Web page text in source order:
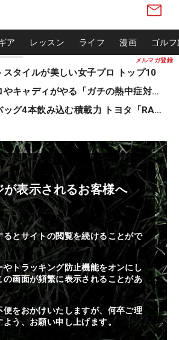
メルマガ登録
ア レッスン ライフ 漫画 ゴル
スタイルが美しい女子プロ トップ10
女子プロやキャディがやる「ガチの熱中症対策」
ゴルフバッグ4本飲み込む積載力 トヨタ「RAV4」
が表示されるお客様へ
るとサイトの閲覧を続けることがで
やトラッキング防止機能をオンにし
の画面が頻繁に表示されることがあ
便をおかけいたしますが、何卒ご理
よう、お願い申し上げます。